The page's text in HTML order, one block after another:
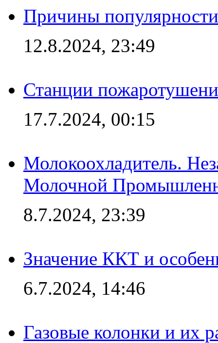
Причины
12.8.2024, 23:49
Станции
17.7.2024, 00:15
Молокоохладитель.
Молочной
8.7.2024, 23:39
Значение ККТ и
6.7.2024, 14:46
Газовые колонки и их